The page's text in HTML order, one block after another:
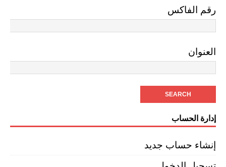
رقم الفاكس
العنوان
إدارة الحساب
إنشاء حساب جديد